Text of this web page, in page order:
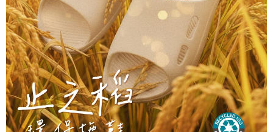
請求用戶進行身份認證。
５．嚴禁一人註冊多個帳號或使用他人資訊註冊。若發現惡意使用之情形，
恩沛科技股份有限公司將有權停止該用戶之使用額度並採取法律行動。